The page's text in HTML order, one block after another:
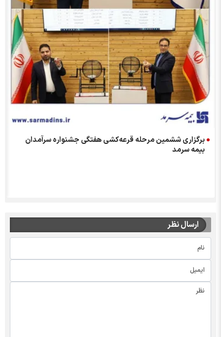
برگزاری ششمین مرحله قرعه‌کشی هفتگی جشنواره سرآمدان
بیمه سرمد
ارسال نظر